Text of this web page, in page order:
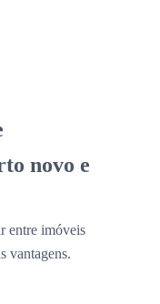
novo e
entre imóveis
vantagens.